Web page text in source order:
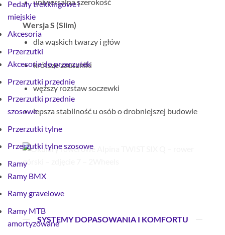
Pedały trekkingowe i
miejskie
Akcesoria
Przerzutki
Akcesoria do przerzutek
Przerzutki przednie
Przerzutki przednie
szosowe
Przerzutki tylne
Przerzutki tylne szosowe
Ramy
Ramy BMX
Ramy gravelowe
Ramy MTB
amortyzowane
uniwersalna szerokość
Wersja S (Slim)
dla wąskich twarzy i głów
krótsze zauszniki
węższy rozstaw soczewki
lepsza stabilność u osób o drobniejszej budowie
SYSTEMY DOPASOWANIA I KOMFORTU